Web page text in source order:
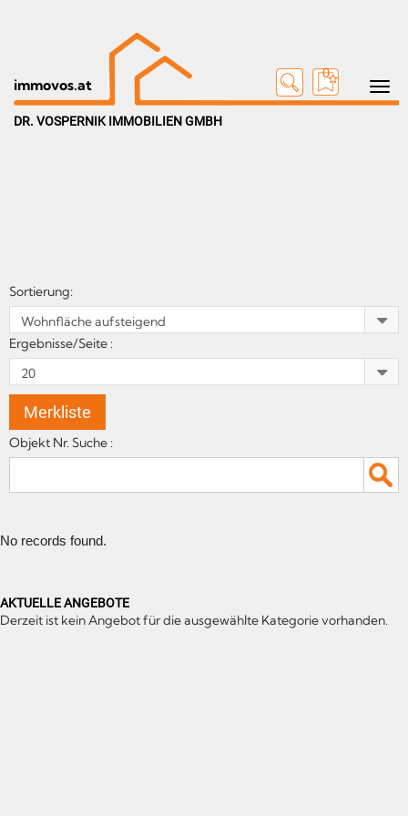
Toggle
immovos.at
0
DR. VOSPERNIK IMMOBILIEN GMBH
Sortierung:
Ergebnisse/Seite :
Merkliste
Objekt Nr. Suche :
No records found.
AKTUELLE ANGEBOTE
Derzeit ist kein Angebot für die ausgewählte Kategorie vorhanden.